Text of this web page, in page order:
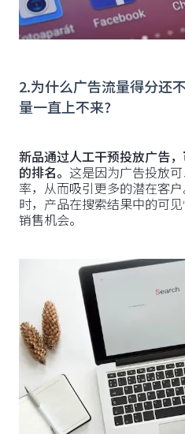
2.为什么广告流量得分还
量一直上不来?
新品通过人工干预投放广告
的排名。 这是因为广告投放
率，从而吸引更多的潜在客
时，产品在搜索结果中的可
销售机会。